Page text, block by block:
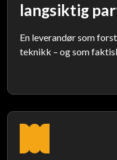
langsiktig
En leverandør som
teknikk – og som